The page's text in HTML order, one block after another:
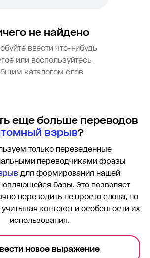
не найдено
ввести что-нибудь
или воспользуйтесь
каталогом слов
еще больше переводов
взрыв?
только переведенные
переводчиками фразы
для формирования нашей
базы. Это позволяет
переводить не просто слова, но
контекст и особенности их
использования.
новое выражение